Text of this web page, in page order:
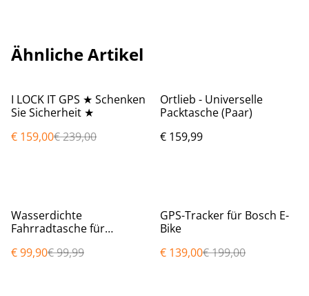
Ähnliche Artikel
%
I LOCK IT GPS ★ Schenken
Sie Sicherheit ★
€ 159,00€ 239,00
Ortlieb - Universelle
Packtasche (Paar)
€ 159,99
%
Wasserdichte
Fahrradtasche für
MIK Adapterplatte
€ 99,90€ 99,99
%
GPS-Tracker für Bosch E-
Bike
€ 139,00€ 199,00